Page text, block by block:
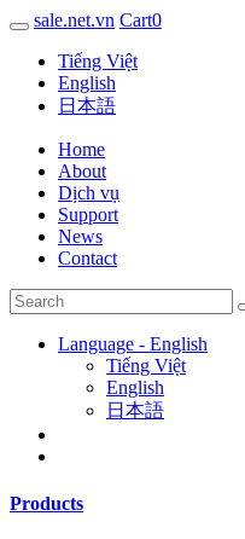
sale.net.vn Cart0
Tiếng Việt
English
日本語
Home
About
Dịch vụ
Support
News
Contact
Language - English
Tiếng Việt
English
日本語
Products